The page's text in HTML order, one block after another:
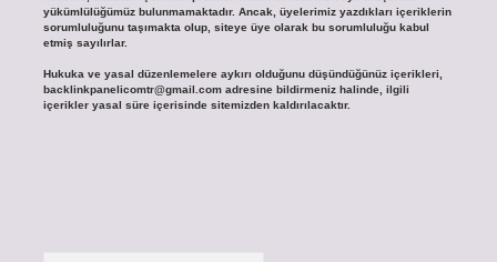
yükümlülüğümüz bulunmamaktadır. Ancak, üyelerimiz yazdıkları içeriklerin
sorumluluğunu taşımakta olup, siteye üye olarak bu sorumluluğu kabul
etmiş sayılırlar.
Hukuka ve yasal düzenlemelere aykırı olduğunu düşündüğünüz içerikleri,
backlinkpanelicomtr@gmail.comadresine bildirmeniz halinde, ilgili
içerikler yasal süre içerisinde sitemizden kaldırılacaktır.